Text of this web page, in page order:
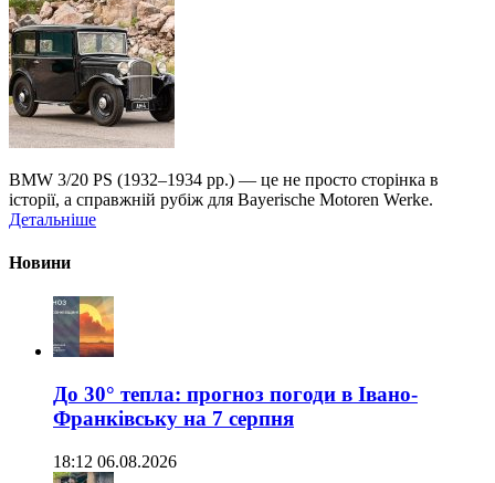
BMW 3/20 PS (1932–1934 рр.) — це не просто сторінка в
історії, а справжній рубіж для Bayerische Motoren Werke.
Детальніше
Новини
До 30° тепла: прогноз погоди в Івано-
Франківську на 7 серпня
18:12 06.08.2026